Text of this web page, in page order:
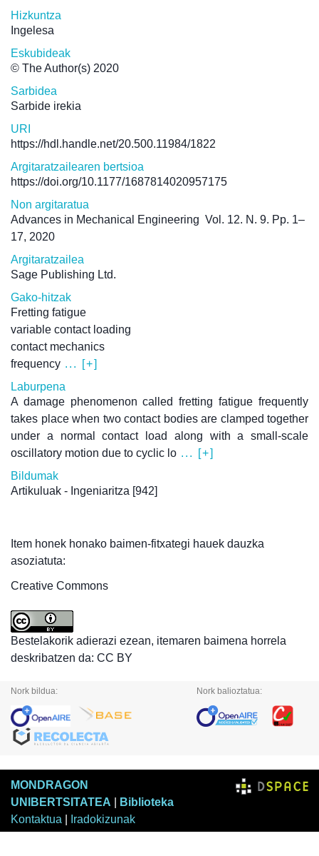
Hizkuntza
Ingelesa
Eskubideak
© The Author(s) 2020
Sarbidea
Sarbide irekia
URI
https://hdl.handle.net/20.500.11984/1822
Argitaratzailearen bertsioa
https://doi.org/10.1177/1687814020957175
Non argitaratua
Advances in Mechanical Engineering Vol. 12. N. 9. Pp. 1–
17, 2020
Argitaratzailea
Sage Publishing Ltd.
Gako-hitzak
Fretting fatigue
variable contact loading
contact mechanics
frequency ... [+]
Laburpena
A damage phenomenon called fretting fatigue frequently
takes place when two contact bodies are clamped together
under a normal contact load along with a small-scale
oscillatory motion due to cyclic lo ... [+]
Bildumak
Artikuluak - Ingeniaritza [942]
Item honek honako baimen-fitxategi hauek dauzka
asoziatuta:
Creative Commons
Bestelakorik adierazi ezean, itemaren baimena horrela
deskribatzen da: CC BY
Nork bildua: Nork balioztatua:
MONDRAGON
UNIBERTSITATEA
Biblioteka
Kontaktua
Iradokizunak